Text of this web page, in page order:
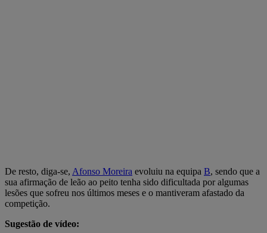
De resto, diga-se, Afonso Moreira evoluiu na equipa B, sendo que a
sua afirmação de leão ao peito tenha sido dificultada por algumas
lesões que sofreu nos últimos meses e o mantiveram afastado da
competição.
Sugestão de vídeo: